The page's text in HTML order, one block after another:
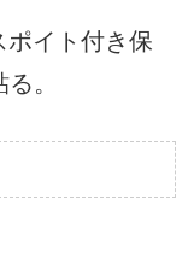
イト付き保
。